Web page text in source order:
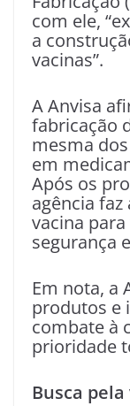
com ele,
a
vacinas”.
A Anvisa
fabricação
mesma
em
Após os
agência
vacina
segurança
Em nota, a
produtos e
combate à
prioridade
Busca